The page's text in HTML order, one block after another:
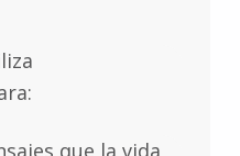
que la vida